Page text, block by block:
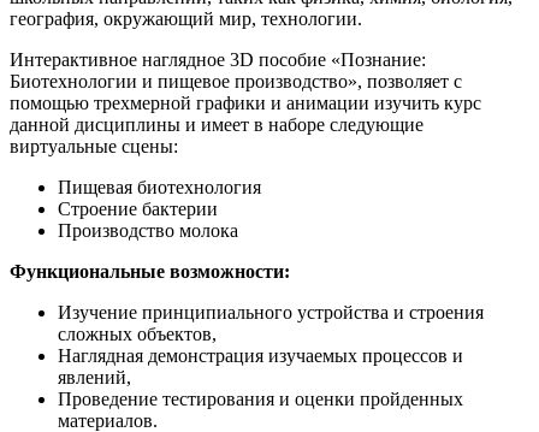
география, окружающий мир, технологии.
Интерактивное наглядное 3D пособие «Познание:
Биотехнологии и пищевое производство», позволяет с
помощью трехмерной графики и анимации изучить курс
данной дисциплины и имеет в наборе следующие
виртуальные сцены:
Пищевая биотехнология
Строение бактерии
Производство молока
Функциональные возможности:
Изучение принципиального устройства и строения
сложных объектов,
Наглядная демонстрация изучаемых процессов и
явлений,
Проведение тестирования и оценки пройденных
материалов.